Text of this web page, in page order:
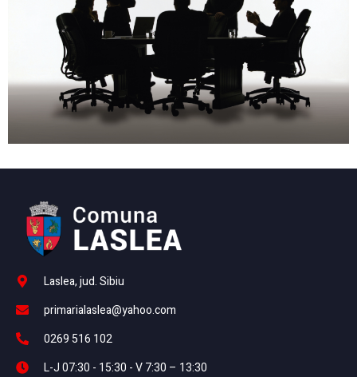
Laslea, jud. Sibiu
primarialaslea@yahoo.com
0269 516 102
L-J 07:30 - 15:30 - V 7:30 – 13:30